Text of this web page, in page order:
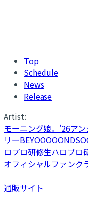
Top
Schedule
News
Release
Artist:
モーニング娘。'26ア
リーBEYOOOOONDS
ロプロ研修生ハロプロ
オフィシャルファンク
通販サイト